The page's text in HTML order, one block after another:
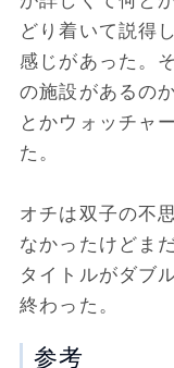
どり着いて説得
感じがあった。
の施設があるの
とかウォッチャ
た。
オチは双子の不
なかったけどま
タイトルがダブ
終わった。
参考